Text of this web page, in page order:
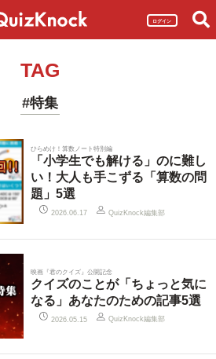
ログイン
TAG
#特集
ひらめけ！算数ノート特別編
「小学生でも解ける」のに難し
い！大人も手こずる「算数の問
題」5選
2026.06.17 QuizKnock編集部
映画『君のクイズ』公開記念
クイズのことが「ちょっと気に
なる」あなたのための記事5選
2026.05.15 QuizKnock編集部